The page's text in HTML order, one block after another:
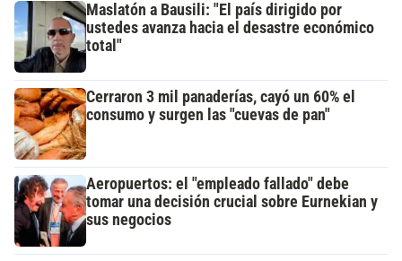
Maslatón a Bausili: "El país dirigido por
ustedes avanza hacia el desastre económico
total"
Cerraron 3 mil panaderías, cayó un 60% el
consumo y surgen las "cuevas de pan"
Aeropuertos: el "empleado fallado" debe
tomar una decisión crucial sobre Eurnekian y
sus negocios